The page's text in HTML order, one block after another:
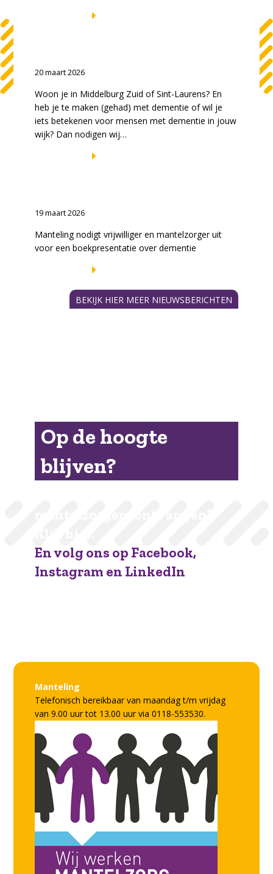
20 maart 2026
Woon je in Middelburg Zuid of Sint-Laurens? En
heb je te maken (gehad) met dementie of wil je
iets betekenen voor mensen met dementie in jouw
wijk? Dan nodigen wij…
19 maart 2026
Manteling nodigt vrijwilliger en mantelzorger uit
voor een boekpresentatie over dementie
BEKIJK HIER MEER NIEUWSBERICHTEN
Op de hoogte
blijven?
En volg ons op Facebook,
Instagram en LinkedIn
Manteling
Telefonisch bereikbaar van maandag t/m vrijdag
van 9.00 uur tot 13.00 uur via 0118-553530.